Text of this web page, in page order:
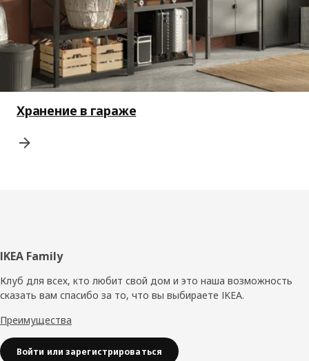
Хранение в гараже
Нижний
колонтитул
IKEA Family
Клуб для всех, кто любит свой дом и это наша возможность
сказать вам спасибо за то, что вы выбираете IKEA.
Преимущества
Войти или зарегистрироваться